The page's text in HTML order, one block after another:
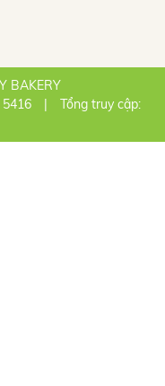
BAKERY
5416 |
Tổng truy cập: